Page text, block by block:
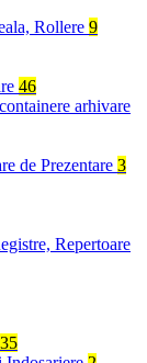
Rollere 9
46
arhivare
de Prezentare 3
Repertoare
35